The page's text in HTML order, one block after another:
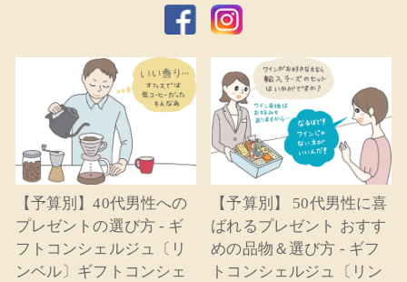
【予算別】40代男性への
プレゼントの選び方 - ギ
フトコンシェルジュ〔リ
ンベル〕ギフトコンシェ
【予算別】 50代男性に喜
ばれるプレゼント おすす
めの品物＆選び方 - ギフ
トコンシェルジュ〔リン